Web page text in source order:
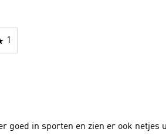
1
goed in sporten en zien er ook